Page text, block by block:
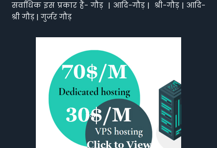
सर्वाधिक इस प्रकार हैं- गौड़ | आदि-गौड़ | श्री-गौड़ | आदि-
श्री गौड़ | गुर्जर गौड़